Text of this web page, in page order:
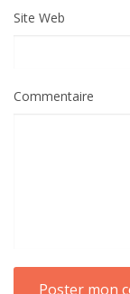
Site Web
Commentaire